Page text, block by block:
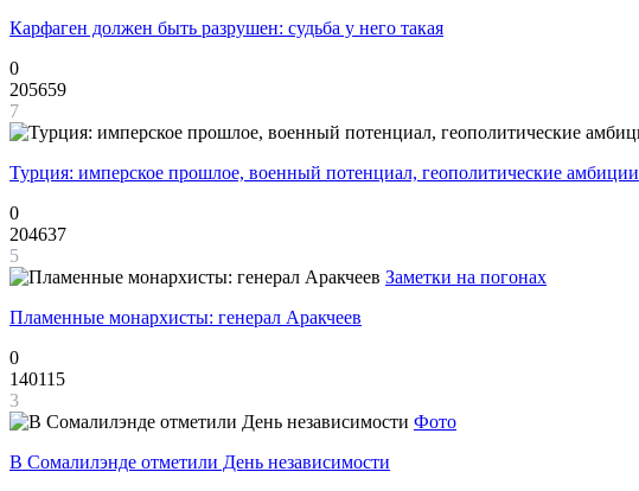
Карфаген должен быть разрушен: судьба у него такая
0
205659
7
Турция: имперское прошлое, военный потенциал, геополитические амбиции
0
204637
5
Заметки на погонах
Пламенные монархисты: генерал Аракчеев
0
140115
3
Фото
В Сомалилэнде отметили День независимости